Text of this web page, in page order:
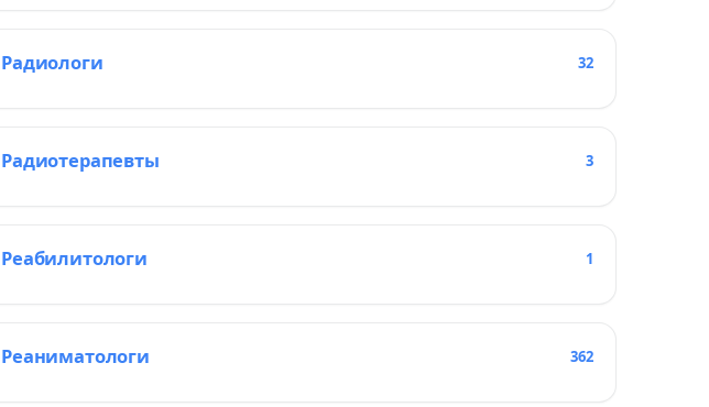
Радиологи 32
Радиотерапевты 3
Реабилитологи 1
Реаниматологи 362